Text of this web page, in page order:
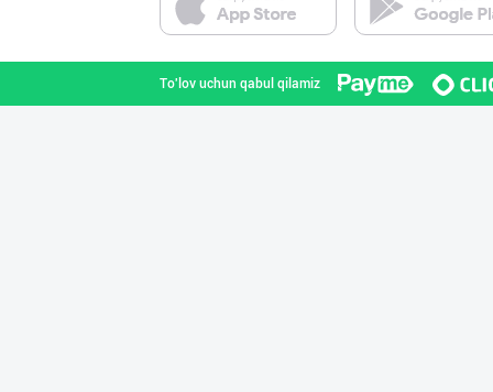
To'lov uchun qabul qilamiz